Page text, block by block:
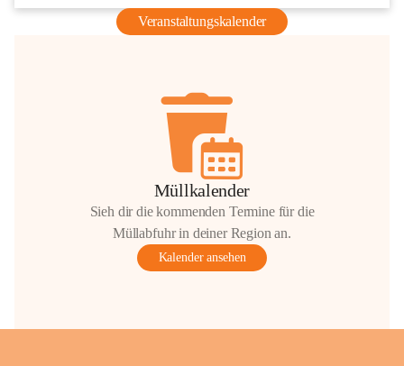
Veranstaltungskalender
Müllkalender
Sieh dir die kommenden Termine für die
Müllabfuhr in deiner Region an.
Kalender ansehen